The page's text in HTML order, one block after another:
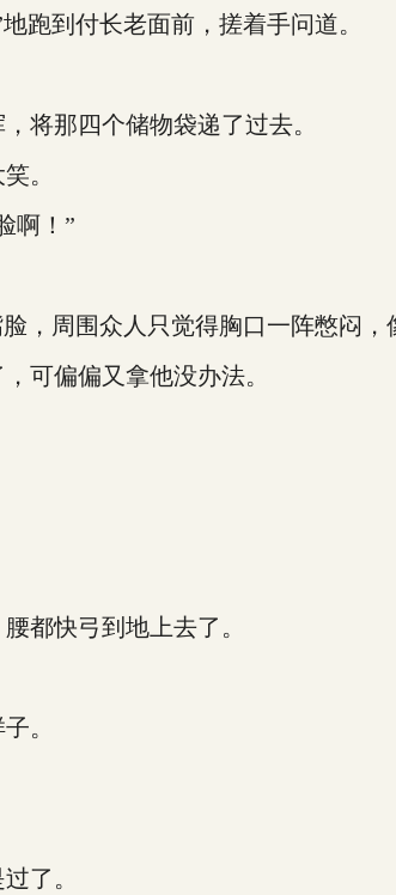
到付长老面前，搓着手问道。
那四个储物袋递了过去。
。
啊！”
周围众人只觉得胸口一阵憋闷，
可偏偏又拿他没办法。
都快弓到地上去了。
。
了。